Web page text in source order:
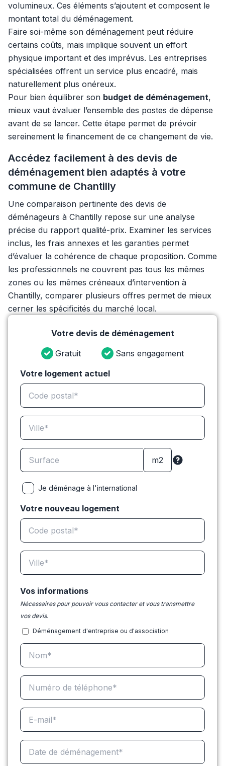
volumineux. Ces éléments s’ajoutent et composent le
montant total du déménagement.
Faire soi-même son déménagement peut réduire
certains coûts, mais implique souvent un effort
physique important et des imprévus. Les entreprises
spécialisées offrent un service plus encadré, mais
naturellement plus onéreux.
Pour bien équilibrer son budget de déménagement,
mieux vaut évaluer l’ensemble des postes de dépense
avant de se lancer. Cette étape permet de prévoir
sereinement le financement de ce changement de vie.
Accédez facilement à des devis de
déménagement bien adaptés à votre
commune de Chantilly
Une comparaison pertinente des devis de
déménageurs à Chantilly repose sur une analyse
précise du rapport qualité-prix. Examiner les services
inclus, les frais annexes et les garanties permet
d’évaluer la cohérence de chaque proposition. Comme
les professionnels ne couvrent pas tous les mêmes
zones ou les mêmes créneaux d’intervention à
Chantilly, comparer plusieurs offres permet de mieux
cerner les spécificités du marché local.
Votre devis de déménagement
Gratuit
Sans engagement
Votre logement actuel
Je déménage à l'international
Votre nouveau logement
Vos informations
Nécessaires pour pouvoir vous contacter et vous transmettre
vos devis.
Déménagement d'entreprise ou d'association